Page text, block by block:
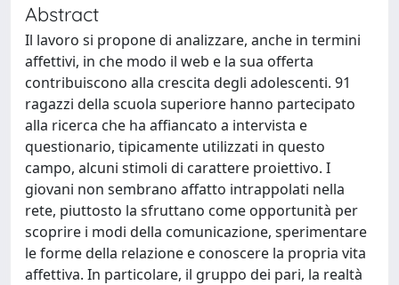
Abstract
Il lavoro si propone di analizzare, anche in termini
affettivi, in che modo il web e la sua offerta
contribuiscono alla crescita degli adolescenti. 91
ragazzi della scuola superiore hanno partecipato
alla ricerca che ha affiancato a intervista e
questionario, tipicamente utilizzati in questo
campo, alcuni stimoli di carattere proiettivo. I
giovani non sembrano affatto intrappolati nella
rete, piuttosto la sfruttano come opportunità per
scoprire i modi della comunicazione, sperimentare
le forme della relazione e conoscere la propria vita
affettiva. In particolare, il gruppo dei pari, la realtà